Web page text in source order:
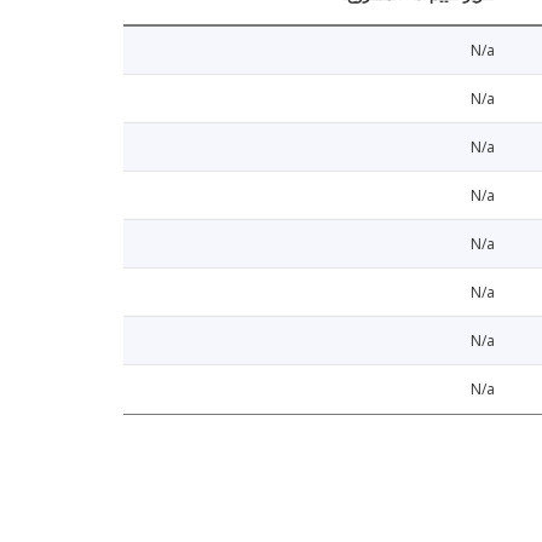
N/a
N/a
N/a
N/a
N/a
N/a
N/a
N/a